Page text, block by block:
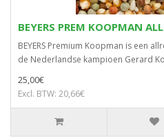
BEYERS PREM KOOPMAN
BEYERS Premium Koopman is een
de Nederlandse kampioen Gerard
25,00€
Excl. BTW: 20,66€